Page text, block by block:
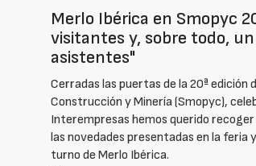
Merlo Ibérica en Smopyc
visitantes y, sobre todo,
asistentes"
Cerradas las puertas de la 20ª edición
Construcción y Minería (Smopyc),
Interempresas hemos querido
las novedades presentadas en la feria
turno de Merlo Ibérica.